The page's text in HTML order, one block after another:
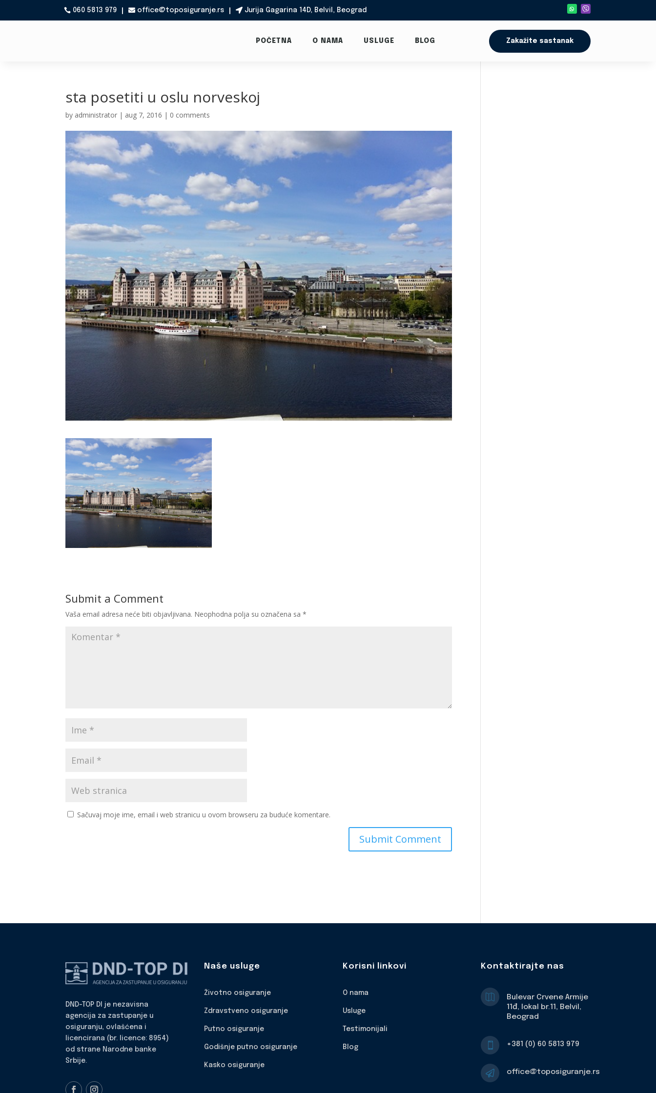
060 5813 979  office@toposiguranje.rs Jurija Gagarina 14D, Belvil, Beograd
POČETNA O NAMA USLUGE BLOG Zakažite sastanak
sta posetiti u oslu norveskoj
by administrator | aug 7, 2016 | 0 comments
Submit a Comment
Vaša email adresa neće biti objavljivana. Neophodna polja su označena sa*
Sačuvaj moje ime, email i web stranicu u ovom browseru za buduće komentare.
DND-TOP DI je nezavisna
agencija za zastupanje u
osiguranju, ovlašćena i
licencirana (br. licence: 8954)
od strane Narodne banke
Srbije.
Naše usluge
Životno osiguranje
Zdravstveno osiguranje
Putno osiguranje
Godišnje putno osiguranje
Kasko osiguranje
Korisni linkovi
O nama
Usluge
Testimonijali
Blog
Kontaktirajte nas
Bulevar Crvene Armije
11đ, lokal br.11, Belvil,
Beograd
+381 (0) 60 5813 979
 office@toposiguranje.rs